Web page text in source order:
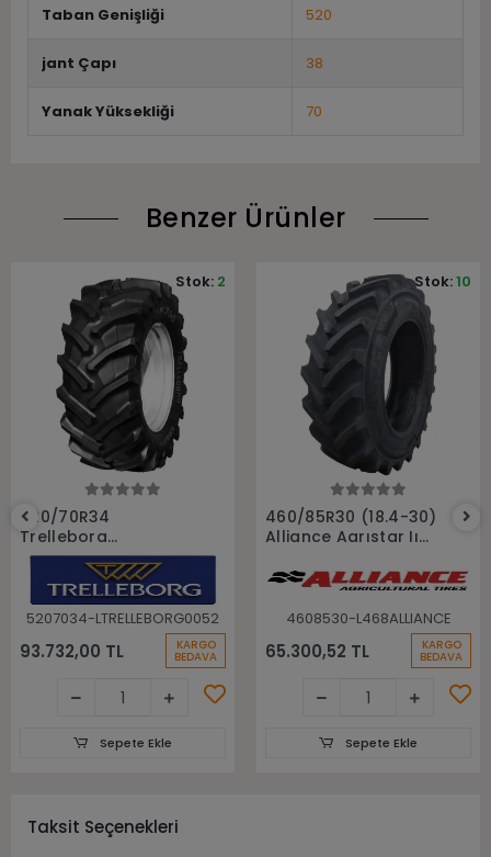
Taban Genişliği 520
jant Çapı 38
Yanak Yüksekliği 70
Benzer Ürünler
520/70R34
Trelleborg
148A8(148B) Tm700
Tl Radyal Traktör
Lastiği
5207034-LTRELLEBORG0052
93.732,00 TL KARGO
BEDAVA
Stok: 2
Sepete Ekle
Sepete Ekle
460/85R30 (18.4-30)
Alliance Agrıstar Iı
Traktör lastiği
4608530-L468ALLIANCE
65.300,52 TL KARGO
BEDAVA
Stok:10
Sepete Ekle
Taksit Seçenekleri